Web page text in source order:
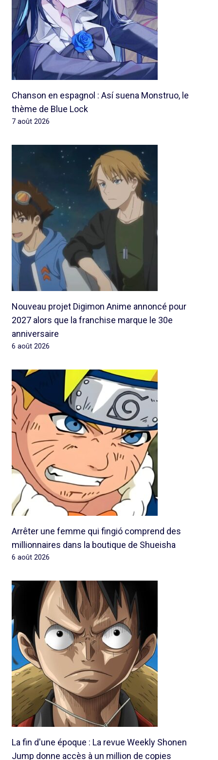
Chanson en espagnol : Así suena Monstruo, le
thème de Blue Lock
7 août 2026
Nouveau projet Digimon Anime annoncé pour
2027 alors que la franchise marque le 30e
anniversaire
6 août 2026
Arrêter une femme qui fingió comprend des
millionnaires dans la boutique de Shueisha
6 août 2026
La fin d'une époque : La revue Weekly Shonen
Jump donne accès à un million de copies